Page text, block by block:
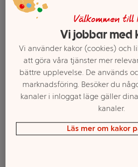
Sortimentet kan variera
Välkommen till
Vi jobbar med
Vi använder kakor (cookies) och
att göra våra tjänster mer
bättre upplevelse. De används
marknadsföring. Besöker du
kanaler i inloggat läge gäller
kanaler.
Läs mer om kakor